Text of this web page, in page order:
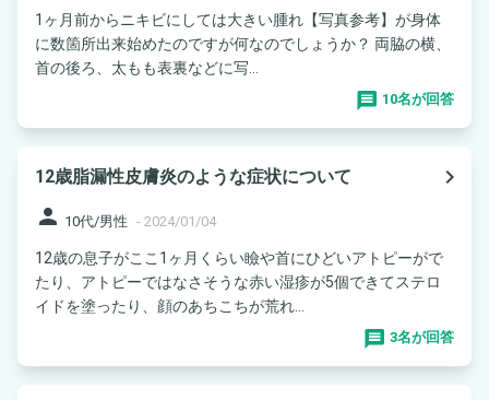
1ヶ月前からニキビにしては大きい腫れ【写真参考】が身体
に数箇所出来始めたのですが何なのでしょうか？ 両脇の横、
首の後ろ、太もも表裏などに写...
10名が回答
12歳脂漏性皮膚炎のような症状について
navigate_next
person 10代/男性 - 2024/01/04
12歳の息子がここ1ヶ月くらい瞼や首にひどいアトピーがで
たり、アトピーではなさそうな赤い湿疹が5個できてステロ
イドを塗ったり、顔のあちこちが荒れ...
3名が回答